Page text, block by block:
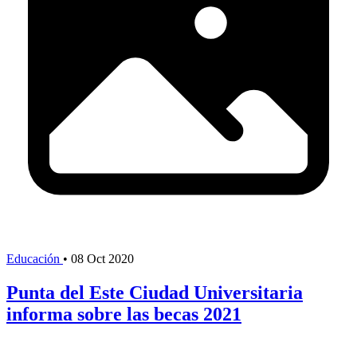
Educación • 08 Oct 2020
Punta del Este Ciudad Universitaria
informa sobre las becas 2021